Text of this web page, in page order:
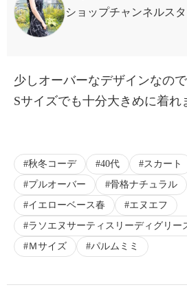
ショップチャンネルス
少しオーバーなデザインなので
Sサイズでも十分大きめに着れ
秋冬コーデ 40代 スカート
プルオーバー
骨格ナチュラル
イエローベース春
エヌエフ
ラソエヌサーティスリーディグリー
Ｍサイズ
パルムミミ